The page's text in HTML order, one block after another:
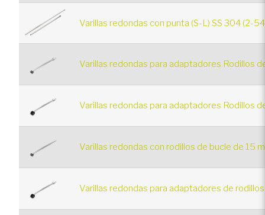
Varillas redondas con punta (S-L) SS 304 (2-
Varillas redondas para adaptadores Rodillos
Varillas redondas para adaptadores Rodillos
Varillas redondas con rodillos de bucle de 15
Varillas redondas para adaptadores de